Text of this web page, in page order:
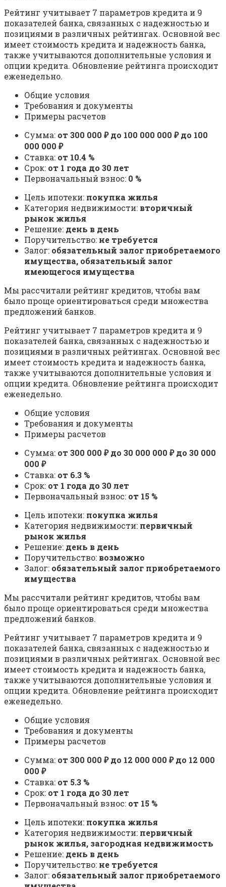
Рейтинг учитывает 7 параметров кредита и 9
показателей банка, связанных с надежностью и
позициями в различных рейтингах. Основной вес
имеет стоимость кредита и надежность банка,
также учитываются дополнительные условия и
опции кредита. Обновление рейтинга происходит
еженедельно.
Общие условия
Требования и документы
Примеры расчетов
Сумма: от 300 000 ₽ до 100 000 000 ₽ до 100
000 000 ₽
Ставка: от 10.4 %
Срок: от 1 года до 30 лет
Первоначальный взнос: 0 %
Цель ипотеки: покупка жилья
Категория недвижимости: вторичный
рынок жилья
Решение: день в день
Поручительство: не требуется
Залог: обязательный залог приобретаемого
имущества, обязательный залог
имеющегося имущества
Мы рассчитали рейтинг кредитов, чтобы вам
было проще ориентироваться среди множества
предложений банков.
Рейтинг учитывает 7 параметров кредита и 9
показателей банка, связанных с надежностью и
позициями в различных рейтингах. Основной вес
имеет стоимость кредита и надежность банка,
также учитываются дополнительные условия и
опции кредита. Обновление рейтинга происходит
еженедельно.
Общие условия
Требования и документы
Примеры расчетов
Сумма: от 300 000 ₽ до 30 000 000 ₽ до 30 000
000 ₽
Ставка: от 6.3 %
Срок: от 1 года до 30 лет
Первоначальный взнос: от 15 %
Цель ипотеки: покупка жилья
Категория недвижимости: первичный
рынок жилья
Решение: день в день
Поручительство: возможно
Залог: обязательный залог приобретаемого
имущества
Мы рассчитали рейтинг кредитов, чтобы вам
было проще ориентироваться среди множества
предложений банков.
Рейтинг учитывает 7 параметров кредита и 9
показателей банка, связанных с надежностью и
позициями в различных рейтингах. Основной вес
имеет стоимость кредита и надежность банка,
также учитываются дополнительные условия и
опции кредита. Обновление рейтинга происходит
еженедельно.
Общие условия
Требования и документы
Примеры расчетов
Сумма: от 300 000 ₽ до 12 000 000 ₽ до 12 000
000 ₽
Ставка: от 5.3 %
Срок: от 1 года до 30 лет
Первоначальный взнос: от 15 %
Цель ипотеки: покупка жилья
Категория недвижимости: первичный
рынок жилья, загородная недвижимость
Решение: день в день
Поручительство: не требуется
Залог: обязательный залог приобретаемого